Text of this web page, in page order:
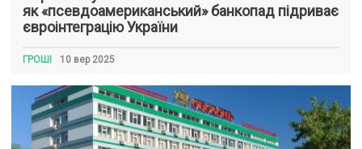
як «псевдоамериканський» банкопад підриває
євроінтеграцію України
ГРОШІ 10 вер 2025